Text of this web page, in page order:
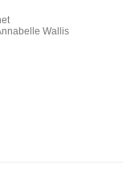
Wallis